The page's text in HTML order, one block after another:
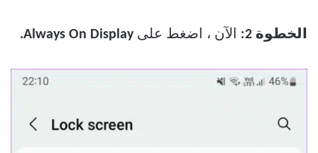
الخطوة 2: الآن ، اضغط علىAlways On Display.